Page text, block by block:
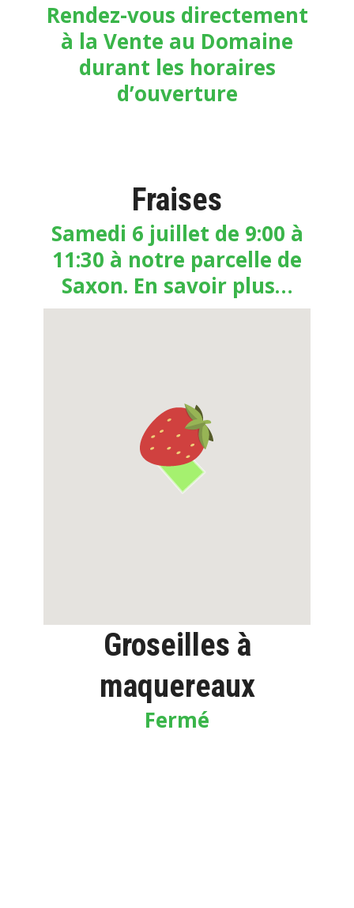
Rendez-vous directement
à la Vente au Domaine
durant les horaires
d’ouverture
Fraises
Samedi 6 juillet de 9:00 à
11:30 à notre parcelle de
Saxon. En savoir plus…
Groseilles à
maquereaux
Fermé